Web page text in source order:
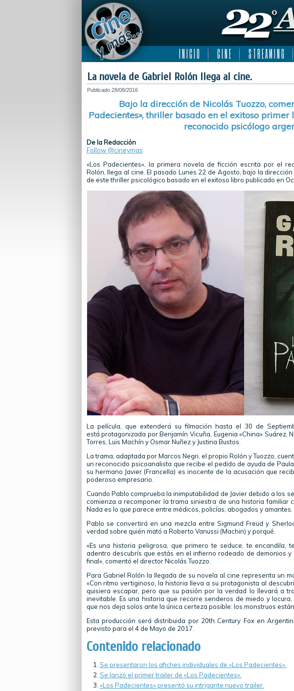
I N I C I O C I N E S T R E A M I N G
La novela de Gabriel Rolón llega al cine.
Publicado 28/08/2016
Bajo la dirección de Nicolás Tuozzo,
Padecientes», thriller basado en el exitoso
reconocido psicólogo
De la Redacción
Follow @cineymas
«Los Padecientes», la primera novela de ficción escrita por el
Rolón, llega al cine. El pasado Lunes 22 de Agosto, bajo la
de este thriller psicológico basado en el exitoso libro publicado en
La película, que extenderá su filmación hasta el 30 de
está protagonizada por Benjamín Vicuña, Eugenia «China» Suárez,
Torres, Luis Machín y Osmar Nuñez y Justina Bustos.
La trama, adaptada por Marcos Negri, el propio Rolón y Tuozzo,
un reconocido psicoanalista que recibe el pedido de ayuda de
su hermano Javier (Francella) es inocente de la acusación que
poderoso empresario.
Cuando Pablo comprueba la inimputabilidad de Javier debido a los
comienza a recomponer la trama siniestra de una historia familiar
Nada es lo que parece entre médicos, policías, abogados y amantes.
Pablo se convertirá en una mezcla entre Sigmund Freud y
verdad sobre quién mató a Roberto Vanussi (Machin) y porqué.
«Es una historia peligrosa, que primero te seduce, te encandila,
adentro descubrís que estás en el infierno rodeado de demonios
final», comentó el director Nicolás Tuozzo.
Para Gabriel Rolón la llegada de su novela al cine representa un
«Con ritmo vertiginoso, la historia lleva a su protagonista al
quisiera escapar, pero que su pasión por la verdad lo llevará a
inevitable. Es una historia que recorre senderos de miedo y
que nos deja solos ante la única certeza posible: los monstruos
Esta producción será distribuida por 20th Century Fox en
previsto para el 4 de Mayo de 2017.
Contenido relacionado
Se presentaron los afiches individuales de «Los Padecientes».
Se lanzó el primer trailer de «Los Padecientes».
«Los Padecientes» presentó su intrigante nuevo trailer.